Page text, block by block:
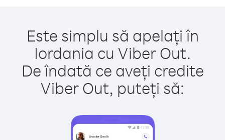
Este simplu să apelați în
Iordania cu Viber Out.
De îndată ce aveți credite
Viber Out, puteți să: